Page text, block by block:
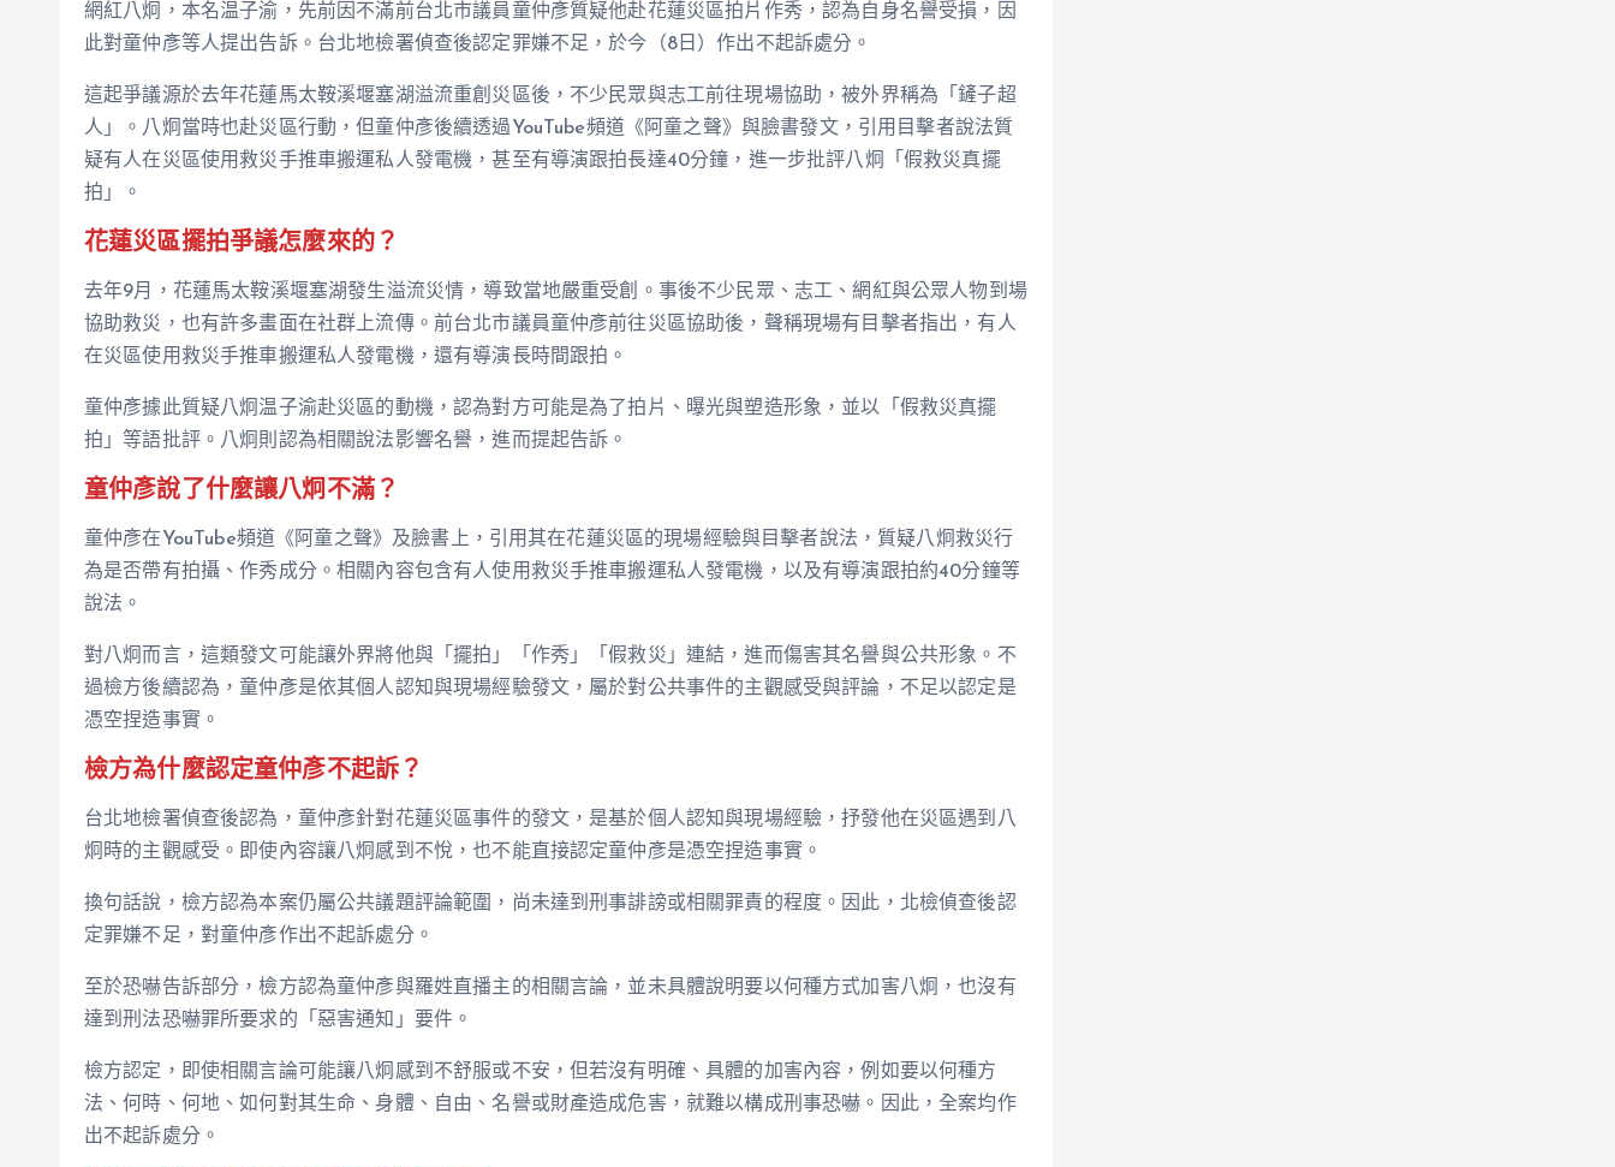
網紅八炯，本名温子渝，先前因不滿前台北市議員童仲彥質疑他赴花蓮災區拍片作秀，認為自身名譽受損，因
此對童仲彥等人提出告訴。台北地檢署偵查後認定罪嫌不足，於今（8日）作出不起訴處分。
這起爭議源於去年花蓮馬太鞍溪堰塞湖溢流重創災區後，不少民眾與志工前往現場協助，被外界稱為「鏟子超
人」。八炯當時也赴災區行動，但童仲彥後續透過YouTube頻道《阿童之聲》與臉書發文，引用目擊者說法質
疑有人在災區使用救災手推車搬運私人發電機，甚至有導演跟拍長達40分鐘，進一步批評八炯「假救災真擺
拍」。
花蓮災區擺拍爭議怎麼來的？
去年9月，花蓮馬太鞍溪堰塞湖發生溢流災情，導致當地嚴重受創。事後不少民眾、志工、網紅與公眾人物到場
協助救災，也有許多畫面在社群上流傳。前台北市議員童仲彥前往災區協助後，聲稱現場有目擊者指出，有人
在災區使用救災手推車搬運私人發電機，還有導演長時間跟拍。
童仲彥據此質疑八炯温子渝赴災區的動機，認為對方可能是為了拍片、曝光與塑造形象，並以「假救災真擺
拍」等語批評。八炯則認為相關說法影響名譽，進而提起告訴。
童仲彥說了什麼讓八炯不滿？
童仲彥在YouTube頻道《阿童之聲》及臉書上，引用其在花蓮災區的現場經驗與目擊者說法，質疑八炯救災行
為是否帶有拍攝、作秀成分。相關內容包含有人使用救災手推車搬運私人發電機，以及有導演跟拍約40分鐘等
說法。
對八炯而言，這類發文可能讓外界將他與「擺拍」「作秀」「假救災」連結，進而傷害其名譽與公共形象。不
過檢方後續認為，童仲彥是依其個人認知與現場經驗發文，屬於對公共事件的主觀感受與評論，不足以認定是
憑空捏造事實。
檢方為什麼認定童仲彥不起訴？
台北地檢署偵查後認為，童仲彥針對花蓮災區事件的發文，是基於個人認知與現場經驗，抒發他在災區遇到八
炯時的主觀感受。即使內容讓八炯感到不悅，也不能直接認定童仲彥是憑空捏造事實。
換句話說，檢方認為本案仍屬公共議題評論範圍，尚未達到刑事誹謗或相關罪責的程度。因此，北檢偵查後認
定罪嫌不足，對童仲彥作出不起訴處分。
至於恐嚇告訴部分，檢方認為童仲彥與羅姓直播主的相關言論，並未具體說明要以何種方式加害八炯，也沒有
達到刑法恐嚇罪所要求的「惡害通知」要件。
檢方認定，即使相關言論可能讓八炯感到不舒服或不安，但若沒有明確、具體的加害內容，例如要以何種方
法、何時、何地、如何對其生命、身體、自由、名譽或財產造成危害，就難以構成刑事恐嚇。因此，全案均作
出不起訴處分。